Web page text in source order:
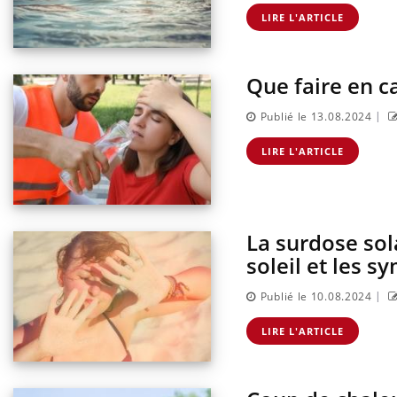
LIRE L'ARTICLE
Que faire en
Publié le 13.08.2024 |
LIRE L'ARTICLE
La surdose
soleil et les
Publié le 10.08.2024 |
LIRE L'ARTICLE